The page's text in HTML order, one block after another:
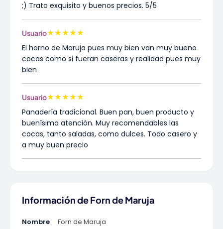
;) Trato exquisito y buenos precios. 5/5
Usuario★★★★★
El horno de Maruja pues muy bien van muy bueno
cocas como si fueran caseras y realidad pues muy
bien
Usuario★★★★★
Panadería tradicional. Buen pan, buen producto y
buenísima atención. Muy recomendables las
cocas, tanto saladas, como dulces. Todo casero y
a muy buen precio
Información de Forn de Maruja
Nombre
Forn de Maruja